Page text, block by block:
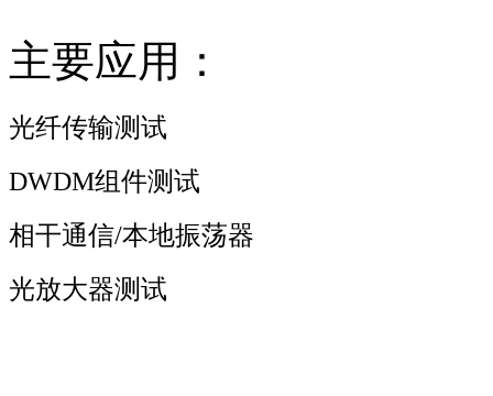
主要应用：
光纤传输测试
DWDM组件测试
相干通信/本地振荡器
光放大器测试